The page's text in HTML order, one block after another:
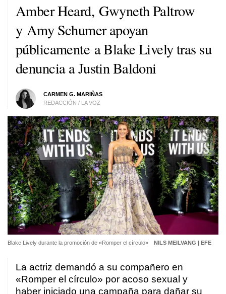
Amber Heard, Gwyneth Paltrow
y Amy Schumer apoyan
públicamente a Blake Lively tras su
denuncia a Justin Baldoni
CARMEN G. MARIÑAS
REDACCIÓN / LA VOZ
Blake Lively durante la promoción de «Romper el círculo» NILS MEILVANG | EFE
La actriz demandó a su compañero en
«Romper el círculo» por acoso sexual y
haber iniciado una campaña para dañar su